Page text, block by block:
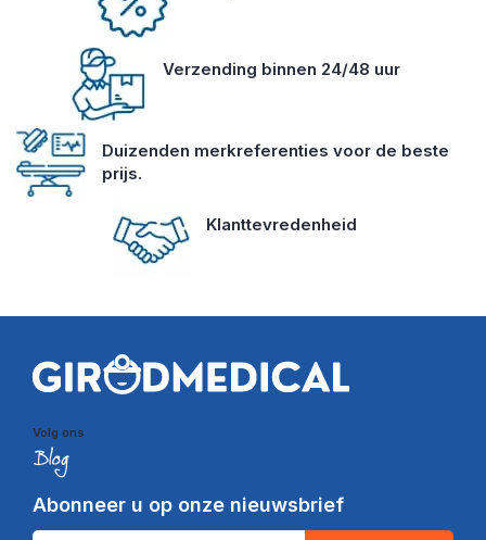
Verzending binnen 24/48 uur
Duizenden merkreferenties voor de beste
prijs.
Klanttevredenheid
Volg ons
Abonneer u op onze nieuwsbrief